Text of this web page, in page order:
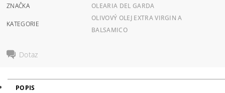
ZNAČKA OLEARIA DEL GARDA
KATEGORIE
OLIVOVÝ OLEJ EXTRA VIRGIN A
BALSAMICO
Dotaz
POPIS